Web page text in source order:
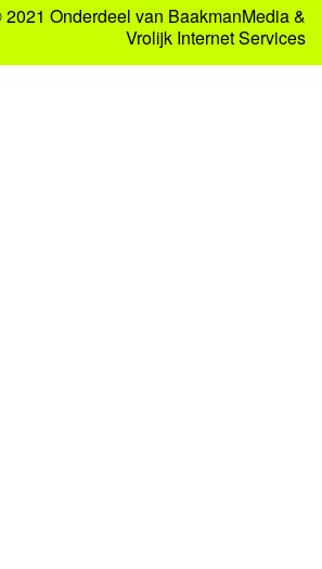
Onderdeel van BaakmanMedia&
Vrolijk Internet Services